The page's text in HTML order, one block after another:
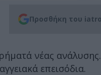
Προσθήκη του
νέας
επεισόδια.